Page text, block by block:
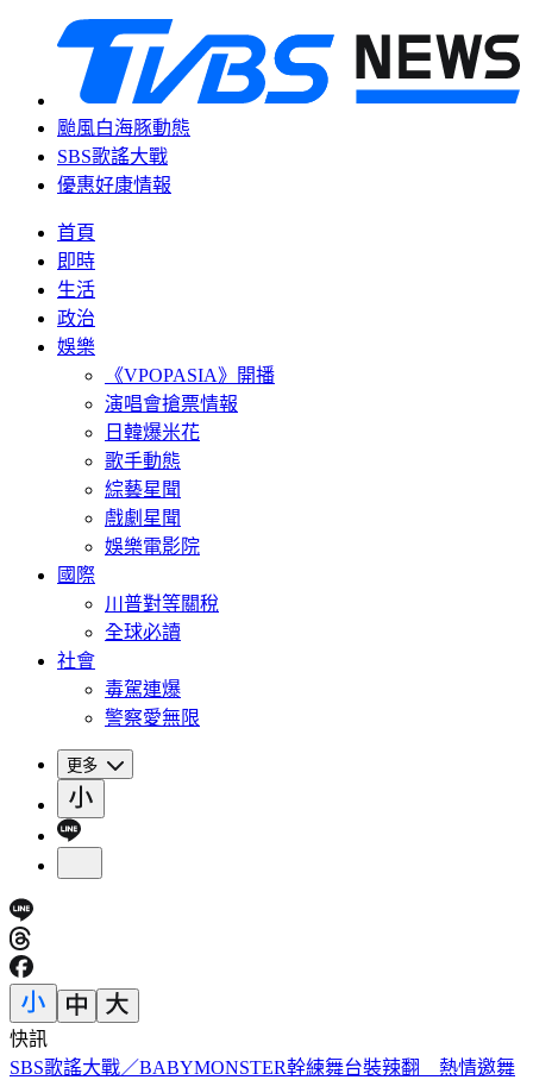
颱風白海豚動態
SBS歌謠大戰
優惠好康情報
首頁
即時
生活
政治
娛樂
《VPOPASIA》開播
演唱會搶票情報
日韓爆米花
歌手動態
綜藝星聞
戲劇星聞
娛樂電影院
國際
川普對等關稅
全球必讀
社會
毒駕連爆
警察愛無限
更多
快訊
19歲女大生「父親節提嬰屍報案」 涉殺人罪遭聲押